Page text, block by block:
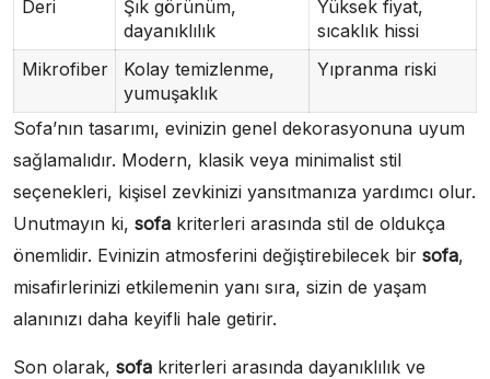
Deri
Şık görünüm,
dayanıklılık
Yüksek fiyat,
sıcaklık hissi
Mikrofiber
Kolay temizlenme,
yumuşaklık
Yıpranma riski
Sofa’nın tasarımı, evinizin genel dekorasyonuna uyum
sağlamalıdır. Modern, klasik veya minimalist stil
seçenekleri, kişisel zevkinizi yansıtmanıza yardımcı olur.
Unutmayın ki, sofa kriterleri arasında stil de oldukça
önemlidir. Evinizin atmosferini değiştirebilecek bir sofa,
misafirlerinizi etkilemenin yanı sıra, sizin de yaşam
alanınızı daha keyifli hale getirir.
Son olarak, sofa kriterleri arasında dayanıklılık ve